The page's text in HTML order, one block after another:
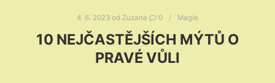
4. 6. 2023 od Zuzana 0 Magie
10 NEJČASTĚJŠÍCH MÝTŮ O
PRAVÉ VŮLI